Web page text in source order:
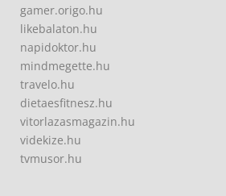
gamer.origo.hu
likebalaton.hu
napidoktor.hu
mindmegette.hu
travelo.hu
dietaesfitnesz.hu
vitorlazasmagazin.hu
videkize.hu
tvmusor.hu